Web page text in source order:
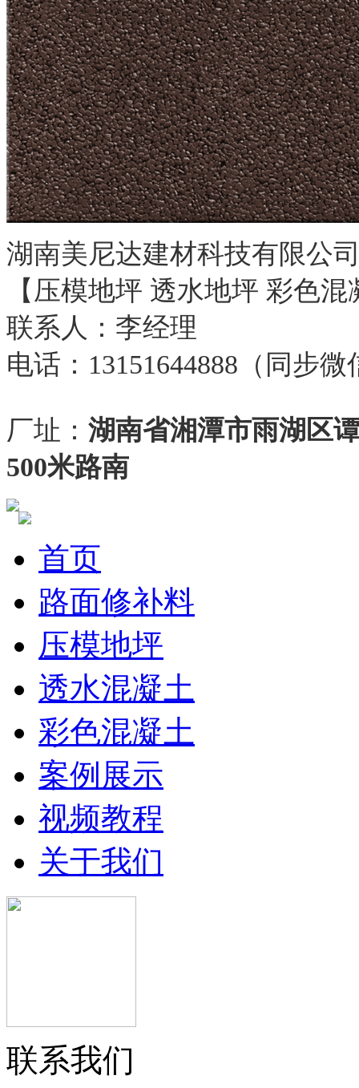
湖南美尼达建材科技有限公
【压模地坪 透水地坪 彩色
联系人：李经理
电话：13151644888（同步微
厂址： 湖南省湘潭市雨湖区
500米路南
首页
路面修补料
压模地坪
透水混凝土
彩色混凝土
案例展示
视频教程
关于我们
联系我们